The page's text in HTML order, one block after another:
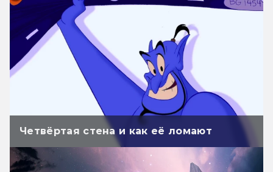
Четвёртая стена и как её ломают